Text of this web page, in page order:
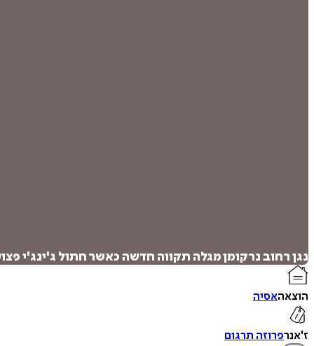
נגן רחוב נרקומן מגלה תקווה חדשה כאשר חתול ג'ינג'י
הוצאהאסיה
ז'אנרפרוזה תרגום